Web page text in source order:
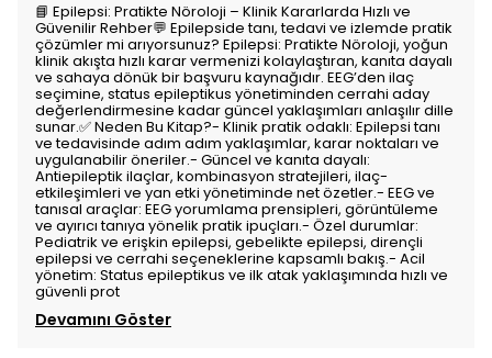
📘 Epilepsi: Pratikte Nöroloji – Klinik Kararlarda Hızlı ve
Güvenilir Rehber💬 Epilepside tanı, tedavi ve izlemde pratik
çözümler mi arıyorsunuz? Epilepsi: Pratikte Nöroloji, yoğun
klinik akışta hızlı karar vermenizi kolaylaştıran, kanıta dayalı
ve sahaya dönük bir başvuru kaynağıdır. EEG’den ilaç
seçimine, status epileptikus yönetiminden cerrahi aday
değerlendirmesine kadar güncel yaklaşımları anlaşılır dille
sunar.✅ Neden Bu Kitap?- Klinik pratik odaklı: Epilepsi tanı
ve tedavisinde adım adım yaklaşımlar, karar noktaları ve
uygulanabilir öneriler.- Güncel ve kanıta dayalı:
Antiepileptik ilaçlar, kombinasyon stratejileri, ilaç-
etkileşimleri ve yan etki yönetiminde net özetler.- EEG ve
tanısal araçlar: EEG yorumlama prensipleri, görüntüleme
ve ayırıcı tanıya yönelik pratik ipuçları.- Özel durumlar:
Pediatrik ve erişkin epilepsi, gebelikte epilepsi, dirençli
epilepsi ve cerrahi seçeneklerine kapsamlı bakış.- Acil
yönetim: Status epileptikus ve ilk atak yaklaşımında hızlı ve
güvenli prot
Devamını Göster